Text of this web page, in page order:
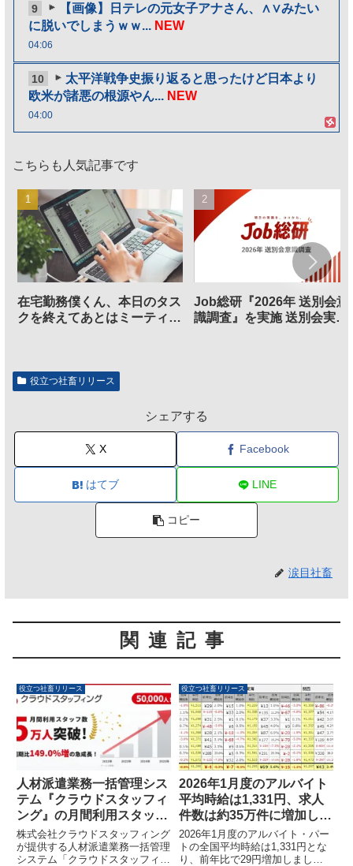
9
【画像】日テレの元女子アナさん、∧∨みたい
に脱いでしまうｗｗ... NEW
04:06
10
太平洋戦争史振り返ると思ったけど日本より
欧米が諸悪の根源やん... NEW
04:00
こちらも人気記事です
在宅勤務僕くん、本日のタス
クを終えてあとはミーティン
Job総研『2026年 送別会意
識調査』を実施 送別会実施
役立つ社畜リリース
シェアする
X Facebook
はてブ LINE
コピー
涙目社畜
関連記事
役立つ社畜リリース
人材派遣業務一括管理シス
テム『クラウドスタッフィ
ング』の月間利用スタッフ
数が5万人を突破、前年同
期比149.0％増の急成長を
記録
株式会社クラウドスタッフィング
が提供する人材派遣業務一括管理
システム「クラウドスタッフィン
役立つ社畜リリース
2026年1月度のアルバイト
平均時給は1,331円、求人
件数は約35万件に増加しま
した
2026年1月度のアルバイト・パー
トの全国平均時給は1,331円とな
り、前年比で29円増加しまし